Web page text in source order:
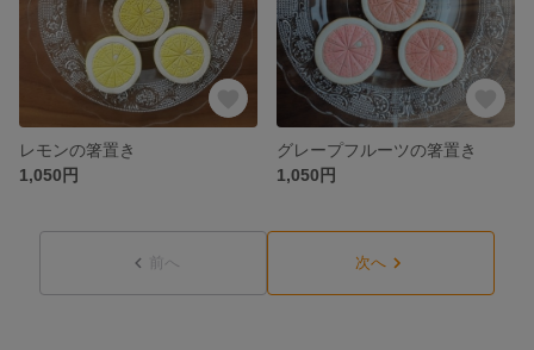
レモンの箸置き
1,050円
グレープフルーツの箸置き
1,050円
前へ 次へ